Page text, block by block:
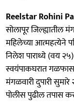
Reelstar Rohini
सोलापूर जिल्ह्यातील
महिलेच्या आत्महत्येने
निलेश पाराध्ये (वय
स्वयंपाकघरात
मंगळवारी दुपारी
पोलीस पुढील तपास